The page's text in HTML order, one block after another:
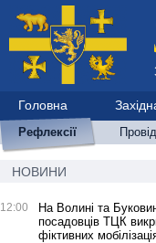
Головна
Рефлексії Провід
НОВИНИ
12:00
На Волині та
посадовців ТЦК
фіктивних